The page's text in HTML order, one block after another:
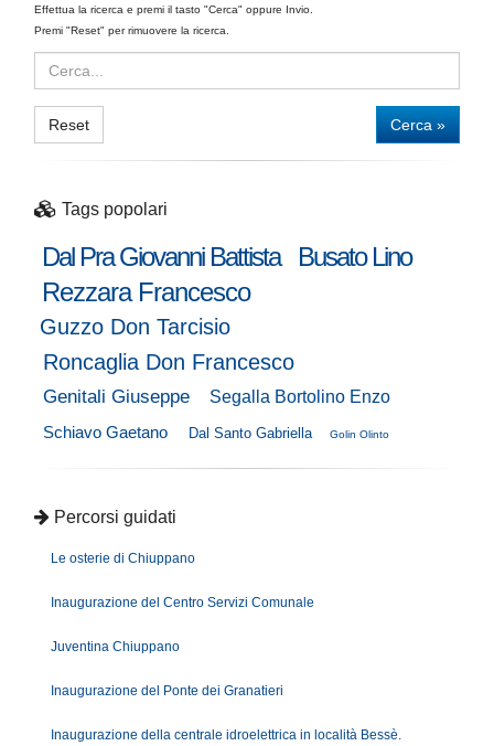
Effettua la ricerca e premi il tasto "Cerca" oppure Invio.
Premi "Reset" per rimuovere la ricerca.
Reset Cerca »
Tags popolari
Dal Pra Giovanni Battista
Busato Lino
Rezzara Francesco
Guzzo Don Tarcisio
Roncaglia Don Francesco
Genitali Giuseppe
Segalla Bortolino Enzo
Schiavo Gaetano
Dal Santo Gabriella Golin Olinto
Percorsi guidati
Le osterie di Chiuppano
Inaugurazione del Centro Servizi Comunale
Juventina Chiuppano
Inaugurazione del Ponte dei Granatieri
Inaugurazione della centrale idroelettrica in località Bessè.